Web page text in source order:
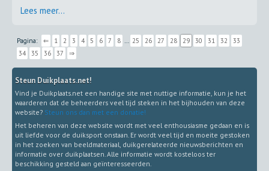
Lees meer...
Pagina: ⇐ 1 2 3 4 5 6 7 8 25 26 27 28 29 30 31 32
33
34
35 36 37 ⇒
Steun Duikplaats.net!
Vind je Duikplaats.net een handige site met nuttige informatie, kun je het
waarderen dat de beheerders veel tijd steken in het bijhouden van deze
website? Steun ons dan met een donatie!
Het beheren van deze website wordt met veel enthousiasme gedaan en is
uit liefde voor de duiksport onstaan. Er wordt veel tijd en moeite gestoken
in het zoeken van beeldmateriaal, duikgerelateerde nieuwsberichten en
informatie over duikplaatsen. Alle informatie wordt kosteloos ter
beschikking gesteld aan geïnteresseerden.